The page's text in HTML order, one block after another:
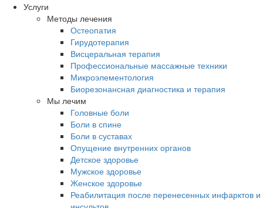
Услуги
Методы лечения
Остеопатия
Гирудотерапия
Висцеральная терапия
Профессиональные массажные техники
Микроэлементология
Биорезонансная диагностика и терапия
Мы лечим
Головные боли
Боли в спине
Боли в суставах
Опущение внутренних органов
Детское здоровье
Мужское здоровье
Женское здоровье
Реабилитация после перенесенных инфарктов и